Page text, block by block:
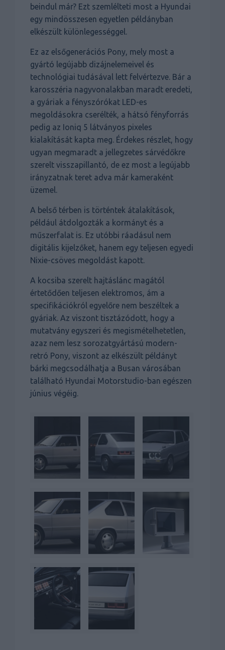
beindul már? Ezt szemlélteti most a Hyundai
egy mindösszesen egyetlen példányban
elkészült különlegességgel.
Ez az elsőgenerációs Pony, mely most a
gyártó legújabb dizájnelemeivel és
technológiai tudásával lett felvértezve. Bár a
karosszéria nagyvonalakban maradt eredeti,
a gyáriak a fényszórókat LED-es
megoldásokra cserélték, a hátsó fényforrás
pedig az Ioniq 5 látványos pixeles
kialakítását kapta meg. Érdekes részlet, hogy
ugyan megmaradt a jellegzetes sárvédőkre
szerelt visszapillantó, de ez most a legújabb
irányzatnak teret adva már kameraként
üzemel.
A belső térben is történtek átalakítások,
például átdolgozták a kormányt és a
műszerfalat is. Ez utóbbi ráadásul nem
digitális kijelzőket, hanem egy teljesen egyedi
Nixie-csöves megoldást kapott.
A kocsiba szerelt hajtáslánc magától
értetődően teljesen elektromos, ám a
specifikációkról egyelőre nem beszéltek a
gyáriak. Az viszont tisztázódott, hogy a
mutatvány egyszeri és megismételhetetlen,
azaz nem lesz sorozatgyártású modern-
retró Pony, viszont az elkészült példányt
bárki megcsodálhatja a Busan városában
található Hyundai Motorstudio-ban egészen
június végéig.